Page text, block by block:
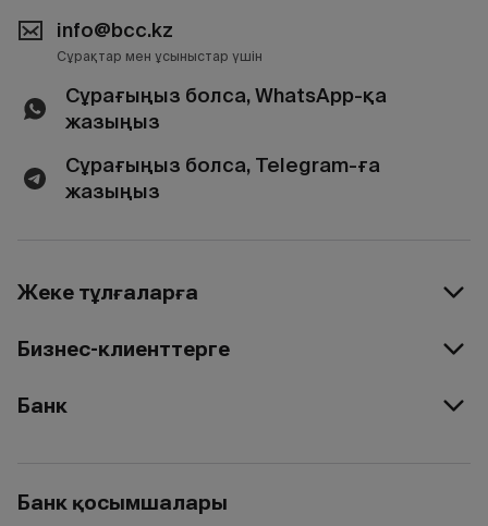
info@bcc.kz
Сұрақтар мен ұсыныстар үшін
Сұрағыңыз болса, WhatsApp-қа
жазыңыз
Сұрағыңыз болса, Telegram-ға
жазыңыз
Жеке тұлғаларға
Бизнес-клиенттерге
Банк
Банк қосымшалары